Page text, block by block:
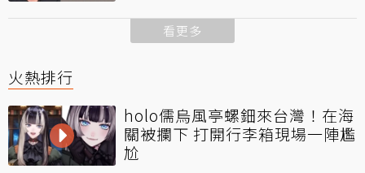
看更多
火熱排行
holo儒烏風亭螺鈿來台灣！在海
關被攔下 打開行李箱現場一陣尷
尬